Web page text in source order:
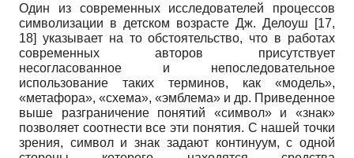
Один из современных исследователей процессов
символизации в детском возрасте Дж. Делоуш [17,
18] указывает на то обстоятельство, что в работах
современных авторов присутствует
несогласованное и непоследовательное
использование таких терминов, как «модель»,
«метафора», «схема», «эмблема» и др. Приведенное
выше разграничение понятий «символ» и «знак»
позволяет соотнести все эти понятия. С нашей точки
зрения, символ и знак задают континуум, с одной